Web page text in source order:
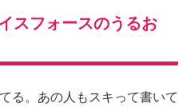
スフォースのうるお
る。あの人もスキって書いて